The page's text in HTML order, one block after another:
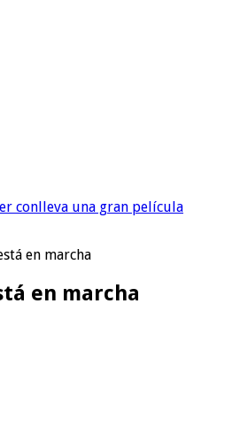
conlleva una gran película
en marcha
en marcha